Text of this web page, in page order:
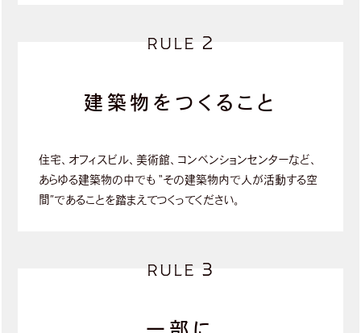
RULE 2
建築物をつくること
住宅、オフィスビル、美術館、コンベンションセンターなど、
あらゆる建築物の中でも“その建築物内で人が活動する空
間”であることを踏まえてつくってください。
RULE 3
一部に